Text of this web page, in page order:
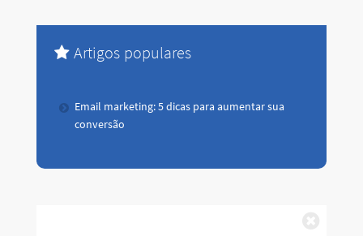
Artigos populares
Email marketing: 5 dicas para aumentar sua
conversão